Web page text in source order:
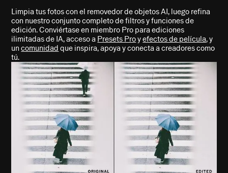
Limpia tus fotos con el removedor de objetos AI, luego refina
con nuestro conjunto completo de filtros y funciones de
edición. Conviértase en miembro Pro para ediciones
ilimitadas de IA, acceso a Presets Proyefectos de película, y
uncomunidad que inspira, apoya y conecta a creadores como
tú.